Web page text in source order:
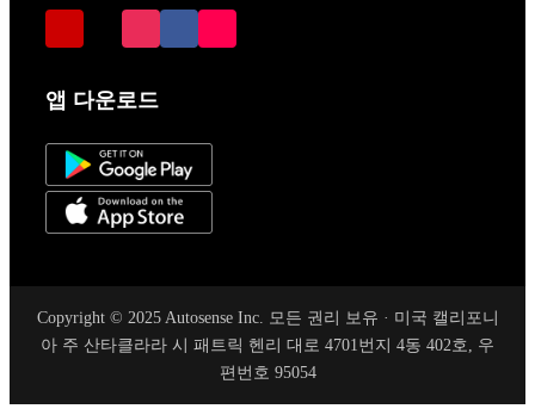
앱 다운로드
Copyright © 2025 Autosense Inc. 모든 권리 보유 · 미국 캘리포니
아 주 산타클라라 시 패트릭 헨리 대로 4701번지 4동 402호, 우
편번호 95054